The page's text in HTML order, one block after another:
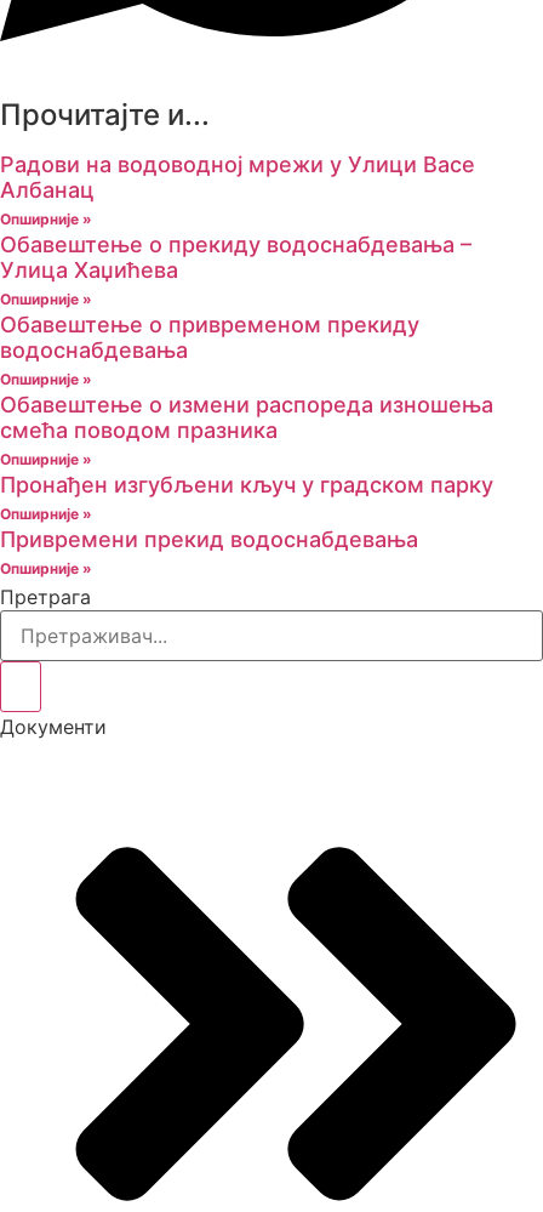
Прочитајте и...
Радови на водоводној мрежи у Улици Васе
Албанац
Опширније »
Обавештење о прекиду водоснабдевања –
Улица Хаџићева
Опширније »
Обавештење о привременом прекиду
водоснабдевања
Опширније »
Обавештење о измени распореда изношења
смећа поводом празника
Опширније »
Пронађен изгубљени кључ у градском парку
Опширније »
Привремени прекид водоснабдевања
Опширније »
Претрага
Документи